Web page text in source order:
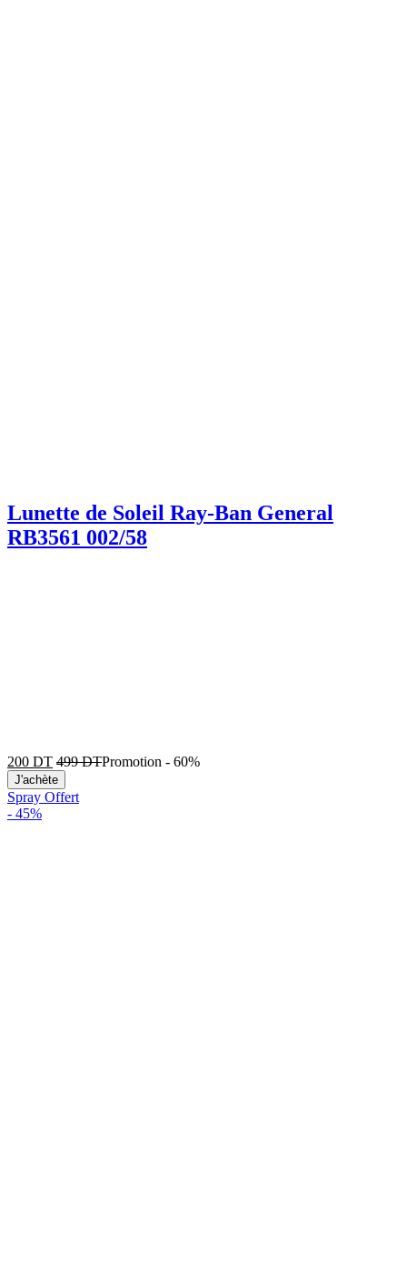
Lunette de Soleil Ray-Ban General
RB3561 002/58
200 DT 499DTPromotion - 60%
J'achète
Spray Offert
- 45%